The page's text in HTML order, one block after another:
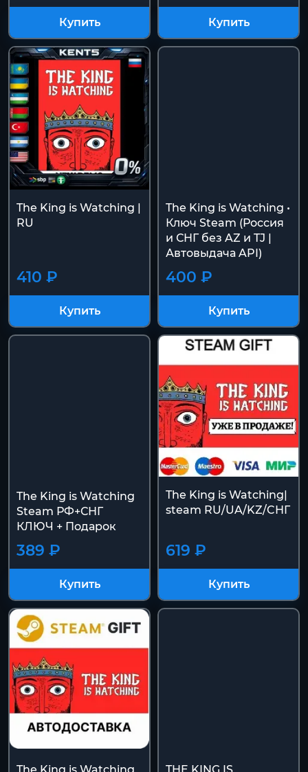
Купить Купить
The King is Watching |
RU
410 ₽
Купить
The King is Watching •
Ключ Steam (Россия
и СНГ без AZ и TJ |
Автовыдача API)
400 ₽
Купить
The King is Watching
Steam РФ+СНГ
КЛЮЧ + Подарок
389 ₽
Купить
The King is Watching|
steam RU/UA/KZ/CНГ
619 ₽
Купить